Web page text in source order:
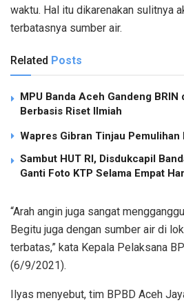
waktu. Hal itu dikarenakan sulitnya
terbatasnya sumber air.
Related Posts
MPU Banda Aceh Gandeng
Berbasis Riset Ilmiah
Wapres Gibran Tinjau
Sambut HUT RI, Disdukcapil
Ganti Foto KTP Selama Empat
“Arah angin juga sangat
Begitu juga dengan sumber air di
terbatas,” kata Kepala Pelaksana
(6/9/2021).
Ilyas menyebut, tim BPBD Aceh